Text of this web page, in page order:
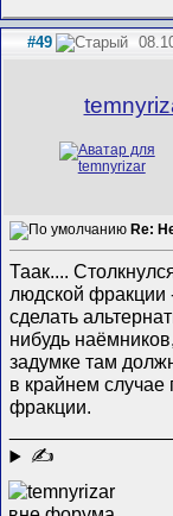
#49
Re:
Таак....
людской фракции
сделать
нибудь
задумке там
в крайнем случае
фракции.
✍